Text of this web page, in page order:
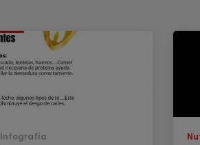
Infografía